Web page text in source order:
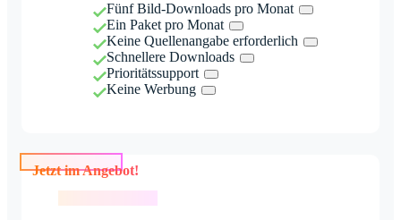
Fünf Bild-Downloads pro Monat
Ein Paket pro Monat
Keine Quellenangabe erforderlich
Schnellere Downloads
Prioritätssupport
Keine Werbung
Jetzt im Angebot!